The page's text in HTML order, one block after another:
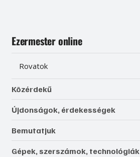
Ezermester online
Rovatok
Közérdekű
Újdonságok, érdekességek
Bemutatjuk
Gépek, szerszámok, technológiák